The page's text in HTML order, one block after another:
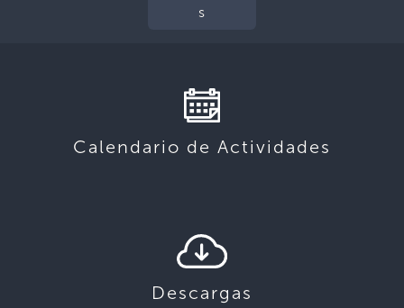
s
Calendario de Actividades
Descargas